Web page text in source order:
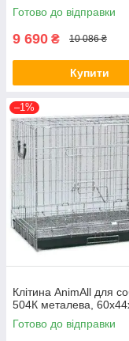
Готово до відправки
9 690 ₴ 10 086 ₴
Купити
–1%
Клітина AnimAll для
504К металева,
Готово до відправки